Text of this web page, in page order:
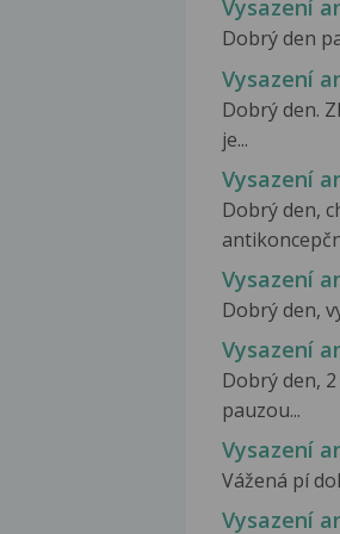
Vysazení
Dobrý den
Vysazení
Dobrý den.
je...
Vysazení
Dobrý den,
Vysazení
Dobrý den,
Vysazení
Dobrý den,
pauzou...
Vysazení
Vážená pí
Vysazení